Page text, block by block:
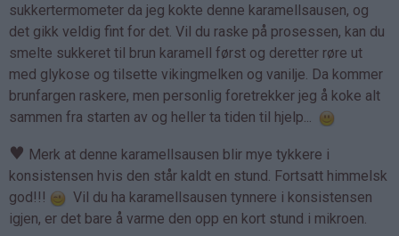
sukkertermometer da jeg kokte denne karamellsausen, og
det gikk veldig fint for det. Vil du raske på prosessen, kan du
smelte sukkeret til brun karamell først og deretter røre ut
med glykose og tilsette vikingmelken og vanilje. Da kommer
brunfargen raskere, men personlig foretrekker jeg å koke alt
sammen fra starten av og heller ta tiden til hjelp...
♥ Merk at denne karamellsausen blir mye tykkere i
konsistensen hvis den står kaldt en stund. Fortsatt himmelsk
god!!!
Vil du ha karamellsausen tynnere i konsistensen
igjen, er det bare å varme den opp en kort stund i mikroen.